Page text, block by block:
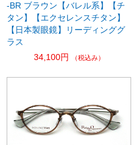
-BR ブラウン【バレル系】【チ
タン】【エクセレンスチタン】
【日本製眼鏡】リーディンググ
ラス
34,100円
（税込み）